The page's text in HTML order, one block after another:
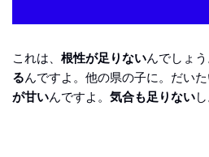
これは、 根性が足りないんでしょう
るんですよ。他の県の子に。だい
が甘いんですよ。 気合も足りないし